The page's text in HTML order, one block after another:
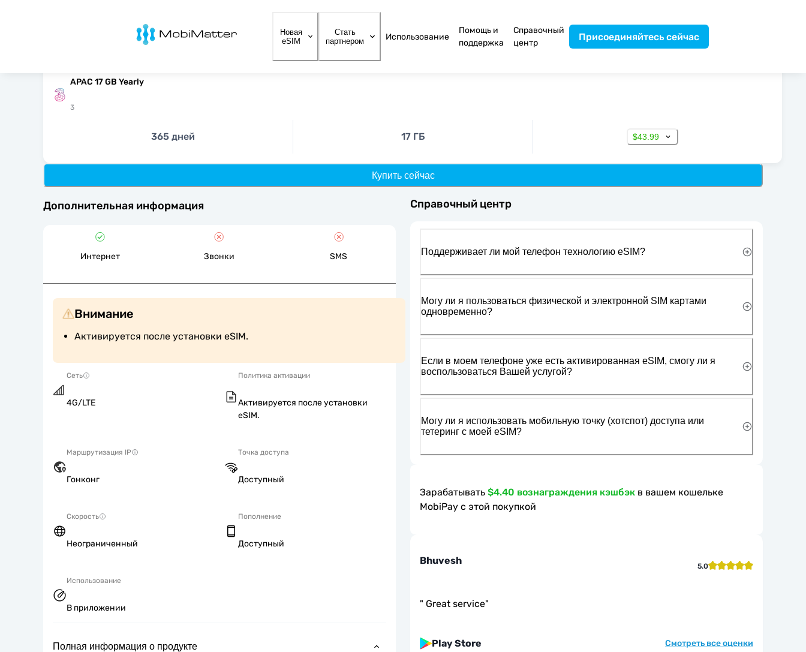
MobiMatter
Новая
eSIM
Стать
партнером
Использование
Помощь и
поддержка
Справочный
центр
Присоединяйтесь сейчас
APAC 17 GB Yearly
3
365 дней 17 ГБ $43.99
Купить сейчас
Дополнительная информация
Интернет Звонки SMS
Внимание
Активируется после установки eSIM.
Сеть
4G/LTE
Политика активации
Активируется после установки
eSIM.
Маршрутизация IP
Гонконг
Точка доступа
Доступный
Скорость
Неограниченный
Пополнение
Доступный
Использование
В приложении
Полная информация о продукте
Справочный центр
Поддерживает ли мой телефон технологию eSIM?
Могу ли я пользоваться физической и электронной SIM картами
одновременно?
Если в моем телефоне уже есть активированная eSIM, смогу ли я
воспользоваться Вашей услугой?
Могу ли я использовать мобильную точку (хотспот) доступа или
тетеринг с моей eSIM?
Зарабатывать $4.40 вознаграждения кэшбэк в вашем кошельке
MobiPay с этой покупкой
Bhuvesh 5.0
" Great service"
Play Store Смотреть все оценки